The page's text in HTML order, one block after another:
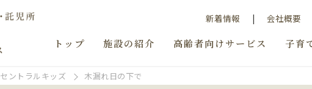
新着情報 会社概要
トップ 施設の紹介 高齢者向けサービス 子育
セントラルキッズ 木漏れ日の下で